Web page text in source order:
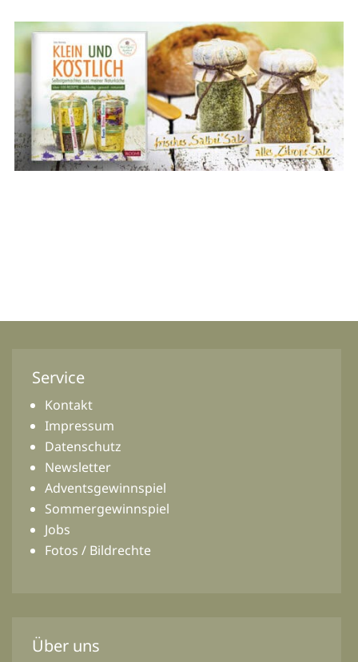
Service
Kontakt
Impressum
Datenschutz
Newsletter
Adventsgewinnspiel
Sommergewinnspiel
Jobs
Fotos / Bildrechte
Über uns